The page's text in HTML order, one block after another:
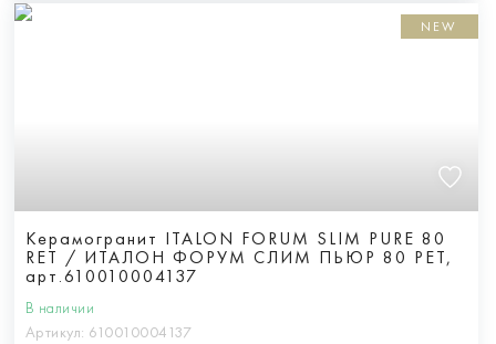
NEW
Керамогранит ITALON FORUM SLIM PURE 80
RET / ИТАЛОН ФОРУМ СЛИМ ПЬЮР 80 РЕТ,
арт.610010004137
В наличии
Артикул: 610010004137